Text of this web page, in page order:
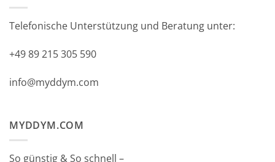
Telefonische Unterstützung und Beratung unter:
+49 89 215 305 590
info@myddym.com
MYDDYM.COM
So günstig & So schnell –